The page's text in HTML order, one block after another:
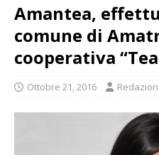
Amantea,
comune di
cooperativa
Ottobre 21, 2016